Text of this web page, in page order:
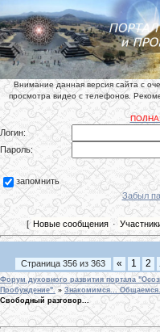
Внимание данная версия сайта с
просмотра видео с телефонов.
Логин:
Пароль:
запомнить
Забыл
[ Новые сообщения ·
Страница 356 из 363 « 1 2
Форум духовного развития портала
Пробуждение". » Знакомимся...
Свободный разговор...